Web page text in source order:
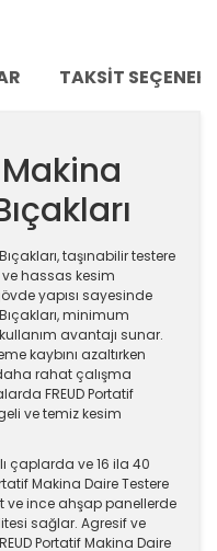
TAKSIT
taşınabilir testere
hassas kesim
yapısı sayesinde
minimum
avantajı sunar.
kaybını azaltırken
rahat çalışma
FREUD Portatif
ve temiz kesim
çaplarda ve 16 ila 40
Makina Daire Testere
ve ince ahşap panellerde
sağlar. Agresif ve
Portatif Makina Daire